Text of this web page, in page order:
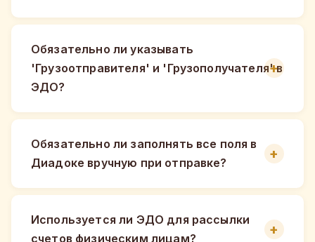
Обязательно ли указывать
'Грузоотправителя' и 'Грузополучателя' в
ЭДО?
Обязательно ли заполнять все поля в
Диадоке вручную при отправке?
Используется ли ЭДО для рассылки
счетов физическим лицам?